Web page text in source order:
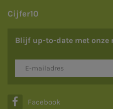
Cijfer10
Blijf up-to-date met onze
 Facebook